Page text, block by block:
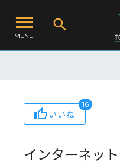
MENU
いいね
16
インターネッ